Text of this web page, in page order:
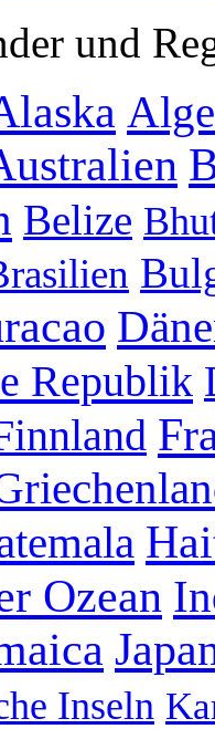
und
Belize
Republik
Ozean
Inseln